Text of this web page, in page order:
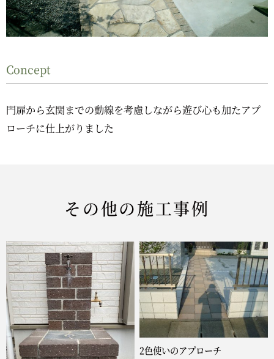
Concept
門扉から玄関までの動線を考慮しながら遊び心も加たアプ
ローチに仕上がりました
その他の施工事例
2色使いのアプローチ